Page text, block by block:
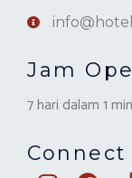
Jam
7 hari dalam 1
Connect